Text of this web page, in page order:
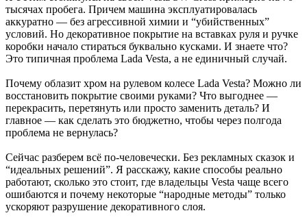
тысячах пробега. Причем машина эксплуатировалась
аккуратно — без агрессивной химии и “убийственных”
условий. Но декоративное покрытие на вставках руля и ручке
коробки начало стираться буквально кусками. И знаете что?
Это типичная проблема Lada Vesta, а не единичный случай.
Почему облазит хром на рулевом колесе Lada Vesta? Можно ли
восстановить покрытие своими руками? Что выгоднее —
перекрасить, перетянуть или просто заменить деталь? И
главное — как сделать это бюджетно, чтобы через полгода
проблема не вернулась?
Сейчас разберем всё по-человечески. Без рекламных сказок и
“идеальных решений”. Я расскажу, какие способы реально
работают, сколько это стоит, где владельцы Vesta чаще всего
ошибаются и почему некоторые “народные методы” только
ускоряют разрушение декоративного слоя.